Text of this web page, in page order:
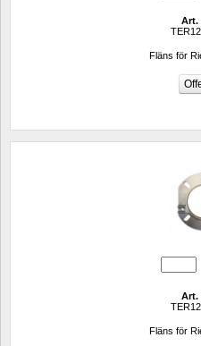
Art.
Fläns för
Art.
Fläns för